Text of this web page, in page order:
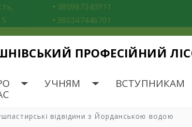
+380987343911
+380347446701
ПРОФЕСІЙНИЙ
УЧНЯМ ВСТУПНИКАМ
відвідини з Йорданською водою